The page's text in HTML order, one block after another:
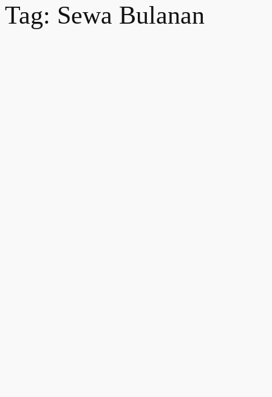
Tag: Sewa Bulanan